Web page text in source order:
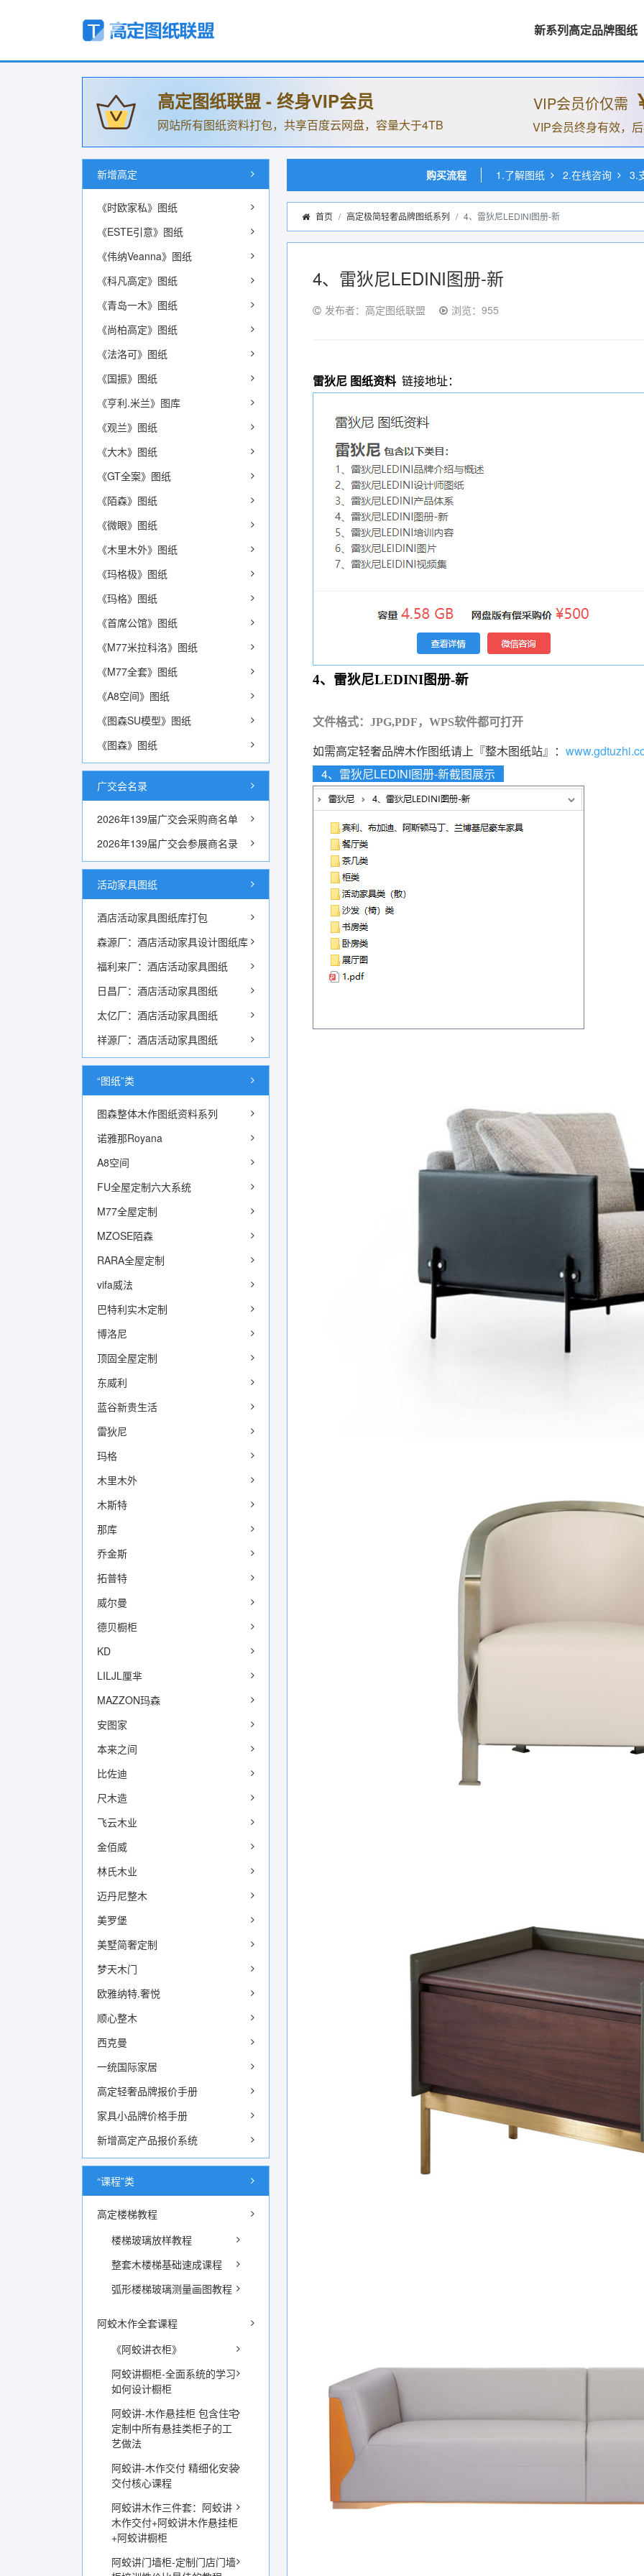
新系列高定品牌图纸
高定图纸联盟 - 终身VIP会员
网站所有图纸资料打包，共享百度云网盘，容量大于4TB
VIP会员价仅需
VIP会员终身有效，
新增高定
《时欧家私》图纸
《ESTE引意》图纸
《伟纳Veanna》图纸
《科凡高定》图纸
《青岛一木》图纸
《尚柏高定》图纸
《法洛可》图纸
《国振》图纸
《亨利.米兰》图库
《观兰》图纸
《大木》图纸
《GT全案》图纸
《陌森》图纸
《微眼》图纸
《木里木外》图纸
《玛格极》图纸
《玛格》图纸
《首席公馆》图纸
《M77米拉科洛》图纸
《M77全套》图纸
《A8空间》图纸
《图森SU模型》图纸
《图森》图纸
广交会名录
2026年139届广交会采购商名单
2026年139届广交会参展商名录
活动家具图纸
酒店活动家具图纸库打包
森源厂：酒店活动家具设计图纸库
福利来厂：酒店活动家具图纸
日昌厂：酒店活动家具图纸
太亿厂：酒店活动家具图纸
祥源厂：酒店活动家具图纸
“图纸”类
图森整体木作图纸资料系列
诺雅那Royana
A8空间
FU全屋定制六大系统
M77全屋定制
MZOSE陌森
RARA全屋定制
vifa威法
巴特利实木定制
博洛尼
顶固全屋定制
东威利
蓝谷新贵生活
雷狄尼
玛格
木里木外
木斯特
那库
乔金斯
拓普特
威尔曼
德贝橱柜
KD
LILJL厘芈
MAZZON玛森
安图家
本来之间
比佐迪
尺木造
飞云木业
金佰威
林氏木业
迈丹尼整木
美罗堡
美墅简奢定制
梦天木门
欧雅纳特.奢悦
顺心整木
西克曼
一统国际家居
高定轻奢品牌报价手册
家具小品牌价格手册
新增高定产品报价系统
“课程”类
高定楼梯教程
楼梯玻璃放样教程
整套木楼梯基础速成课程
弧形楼梯玻璃测量画图教程
阿蛟木作全套课程
《阿蛟讲衣柜》
阿蛟讲橱柜-全面系统的学习
如何设计橱柜
阿蛟讲-木作悬挂柜 包含住宅
定制中所有悬挂类柜子的工
艺做法
阿蛟讲-木作交付 精细化安装
交付核心课程
阿蛟讲木作三件套：阿蛟讲
木作交付+阿蛟讲木作悬挂柜
+阿蛟讲橱柜
阿蛟讲门墙柜-定制门店门墙
购买流程 1.了解图纸 2.在线咨询 3.
首页 高定极简轻奢品牌图纸系列 4、雷狄尼LEDINI图册-新
4、雷狄尼LEDINI图册-新
发布者：高定图纸联盟 浏览：955
雷狄尼 图纸资料 链接地址：
4、雷狄尼LEDINI图册-新
文件格式：JPG,PDF，WPS软件都可打开
如需高定轻奢品牌木作图纸请上『整木图纸站』：
4、雷狄尼LEDINI图册-新截图展示